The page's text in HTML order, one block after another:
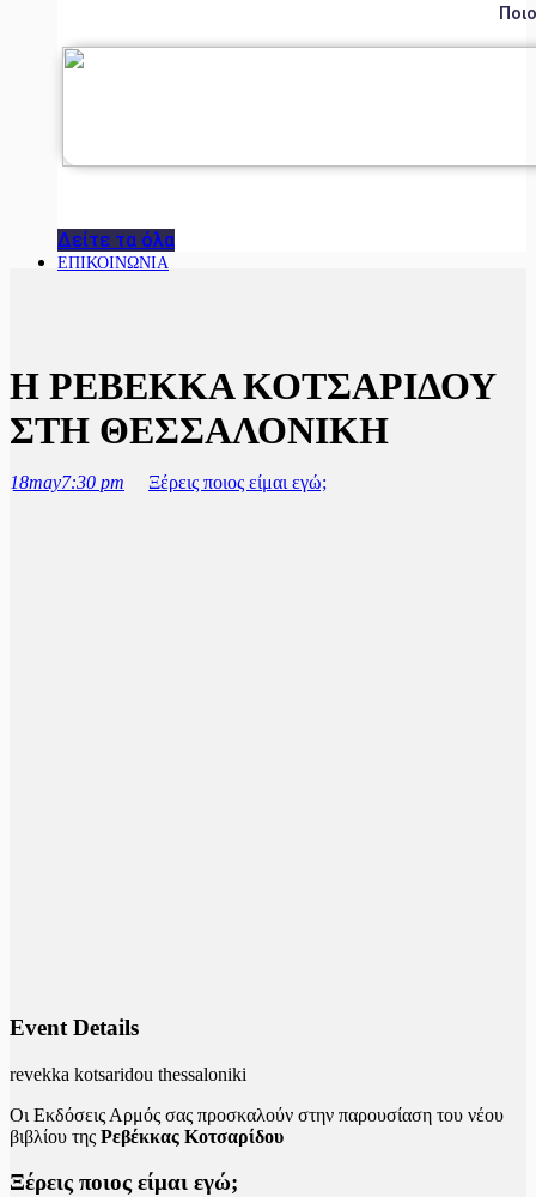
Δείτε τα όλα
ΕΠΙΚΟΙΝΩΝΙΑ
Η ΡΕΒΕΚΚΑ ΚΟΤΣΑΡΙΔΟΥ
ΣΤΗ ΘΕΣΣΑΛΟΝΙΚΗ
18may7:30 pm Ξέρεις ποιος είμαι εγώ;
Event Details
revekka kotsaridou thessaloniki
Οι Eκδόσεις Αρμός σας προσκαλούν στην παρουσίαση του νέου
βιβλίου της Ρεβέκκας Κοτσαρίδου
Ξέρεις ποιος είμαι εγώ;